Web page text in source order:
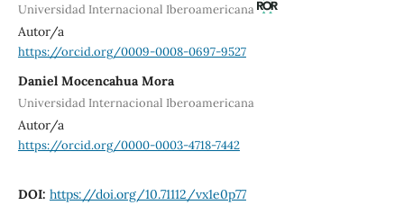
Universidad Internacional Iberoamericana
Autor/a
https://orcid.org/0009-0008-0697-9527
Daniel Mocencahua Mora
Universidad Internacional Iberoamericana
Autor/a
https://orcid.org/0000-0003-4718-7442
DOI: https://doi.org/10.71112/vx1e0p77